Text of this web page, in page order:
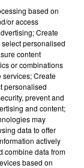
le sud avec
semble le plus
les hausses de
En bord de
devraient
based on
or access
Create
personalised
content
or combinations
services; Create
personalised
prevent and
and content;
may
data to offer
actively
combine data from
based on